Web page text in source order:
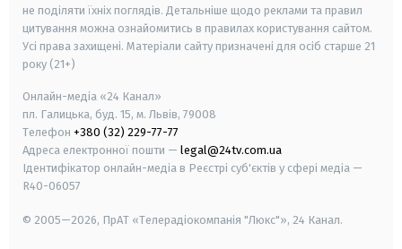
не поділяти їхніх поглядів. Детальніше щодо реклами та правил
цитування можна ознайомитись в правилах користування сайтом.
Усі права захищені. Матеріали сайту призначені для осіб старше 21
року (21+)
Онлайн-медіа «24 Канал»
пл. Галицька, буд. 15, м. Львів, 79008
Телефон +380 (32) 229-77-77
Адреса електронної пошти — legal@24tv.com.ua
Ідентифікатор онлайн-медіа в Реєстрі суб'єктів у сфері медіа —
R40-06057
© 2005—2026, ПрАТ «Телерадіокомпанія "Люкс"», 24 Канал.